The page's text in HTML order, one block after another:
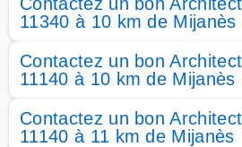
11340 à 10 km de Mijanès
Contactez un bon
11140 à 10 km de Mijanès
Contactez un bon
11140 à 11 km de Mijanès